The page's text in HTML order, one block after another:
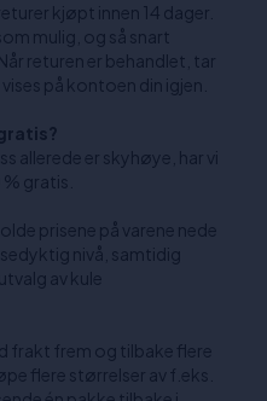
kjøpt innen 14 dager.
mulig, og så snart
returen er behandlet, tar
på kontoen din igjen.
allerede er skyhøye, har vi
gratis.
prisene på varene nede
nivå, samtidig
av kule
frakt frem og tilbake flere
flere størrelser av f.eks.